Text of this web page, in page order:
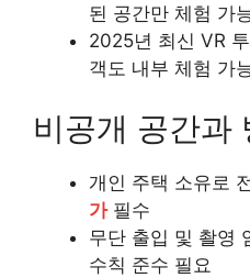
된 공간만 체험 가
2025년 최신 VR
객도 내부 체험 가
비공개 공간과
개인 주택 소유로
가필수
무단 출입 및 촬영
수칙 준수 필요